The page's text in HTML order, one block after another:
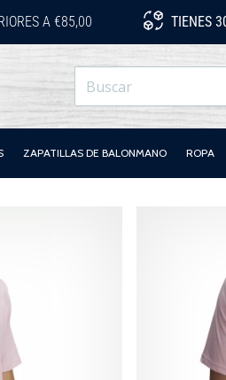
A €85,00 TIENES
ZAPATILLAS DE BALONMANO ROPA